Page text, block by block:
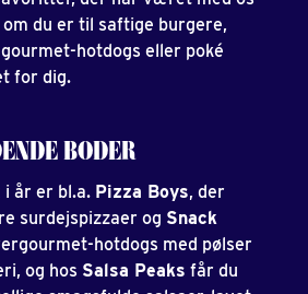
om du er til saftige burgere,
hotdogs eller poké
for dig.
BODER
i år er bl.a. Pizza Boys, der
surdejspizzaer og Snack
hotdogs med pølser
og hos Salsa Peaks får du